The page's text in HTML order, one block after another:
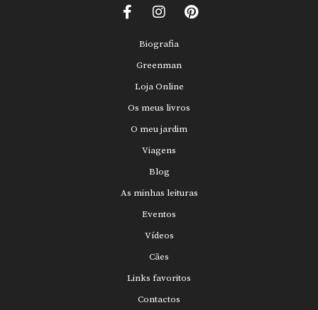
Biografia
Greenman
Loja Online
Os meus livros
O meu jardim
Viagens
Blog
As minhas leituras
Eventos
Vídeos
Cães
Links favoritos
Contactos